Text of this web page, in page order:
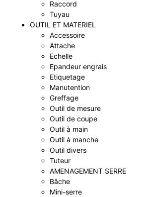
Raccord
Tuyau
OUTIL ET MATERIEL
Accessoire
Attache
Echelle
Epandeur engrais
Etiquetage
Manutention
Greffage
Outil de mesure
Outil de coupe
Outil à main
Outil à manche
Outil divers
Tuteur
AMENAGEMENT SERRE
Bâche
Mini-serre